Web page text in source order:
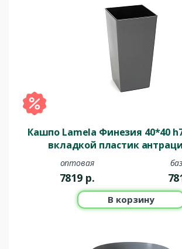
Кашпо Lamela Финезия 40*40
вкладкой пластик
оптовая
7819 р.
В корзину